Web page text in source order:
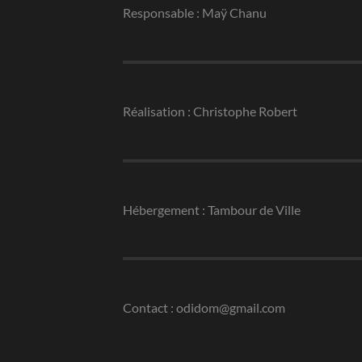
Responsable : Maÿ Chanu
Réalisation : Christophe Robert
Hébergement : Tambour de Ville
Contact : odidom@gmail.com